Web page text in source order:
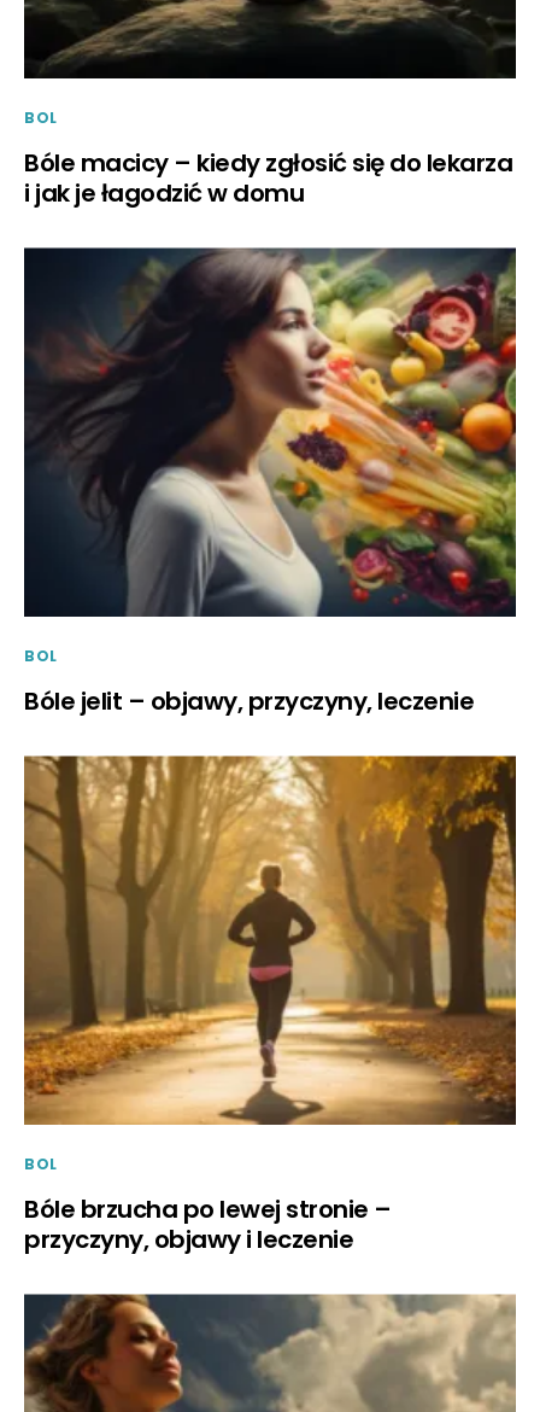
BOL
Bóle macicy – kiedy zgłosić się do lekarza
i jak je łagodzić w domu
BOL
Bóle jelit – objawy, przyczyny, leczenie
BOL
Bóle brzucha po lewej stronie –
przyczyny, objawy i leczenie